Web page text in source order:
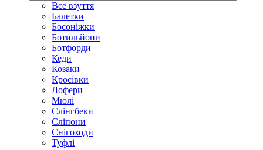
Все взуття
Балетки
Босоніжки
Ботильйони
Ботфорди
Кеди
Козаки
Кросівки
Лофери
Мюлі
Слінгбеки
Сліпони
Снігоходи
Туфлі